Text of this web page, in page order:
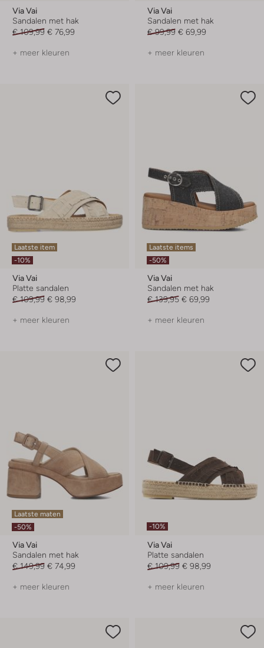
Via Vai
Sandalen met hak
€ 109,99 € 76,99
+ meer kleuren
Via Vai
Sandalen met hak
€ 99,99 € 69,99
+ meer kleuren
Laatste item
-10%
Via Vai
Platte sandalen
€ 109,99 € 98,99
+ meer kleuren
Laatste items
-50%
Via Vai
Sandalen met hak
€ 139,95 € 69,99
+ meer kleuren
Laatste maten
-50%
Via Vai
Sandalen met hak
€ 149,99 € 74,99
+ meer kleuren
-10%
Via Vai
Platte sandalen
€ 109,99 € 98,99
+ meer kleuren